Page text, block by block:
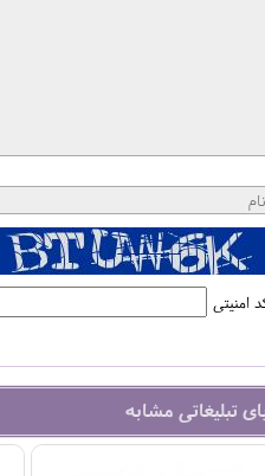
امنیتی
تبلیغاتی مشابه